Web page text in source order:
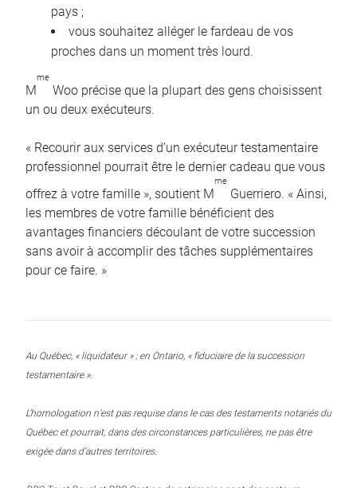
pays ;
vous souhaitez alléger le fardeau de vos
proches dans un moment très lourd.
M
me
Woo précise que la plupart des gens choisissent
un ou deux exécuteurs.
« Recourir aux services d’un exécuteur testamentaire
professionnel pourrait être le dernier cadeau que vous
offrez à votre famille », soutient M
me
Guerriero. « Ainsi,
les membres de votre famille bénéficient des
avantages financiers découlant de votre succession
sans avoir à accomplir des tâches supplémentaires
pour ce faire. »
Au Québec, « liquidateur » ; en Ontario, « fiduciaire de la succession
testamentaire ».
L’homologation n’est pas requise dans le cas des testaments notariés du
Québec et pourrait, dans des circonstances particulières, ne pas être
exigée dans d’autres territoires.